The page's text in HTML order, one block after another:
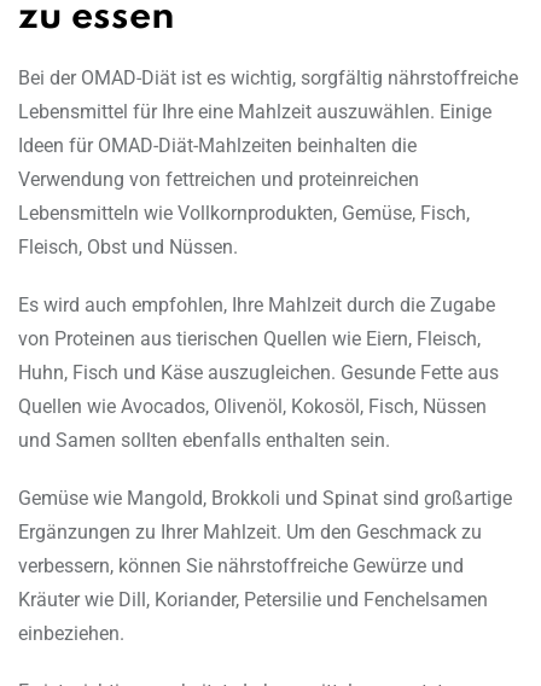
zu essen
Bei der OMAD-Diät ist es wichtig, sorgfältig nährstoffreiche
Lebensmittel für Ihre eine Mahlzeit auszuwählen. Einige
Ideen für OMAD-Diät-Mahlzeiten beinhalten die
Verwendung von fettreichen und proteinreichen
Lebensmitteln wie Vollkornprodukten, Gemüse, Fisch,
Fleisch, Obst und Nüssen.
Es wird auch empfohlen, Ihre Mahlzeit durch die Zugabe
von Proteinen aus tierischen Quellen wie Eiern, Fleisch,
Huhn, Fisch und Käse auszugleichen. Gesunde Fette aus
Quellen wie Avocados, Olivenöl, Kokosöl, Fisch, Nüssen
und Samen sollten ebenfalls enthalten sein.
Gemüse wie Mangold, Brokkoli und Spinat sind großartige
Ergänzungen zu Ihrer Mahlzeit. Um den Geschmack zu
verbessern, können Sie nährstoffreiche Gewürze und
Kräuter wie Dill, Koriander, Petersilie und Fenchelsamen
einbeziehen.